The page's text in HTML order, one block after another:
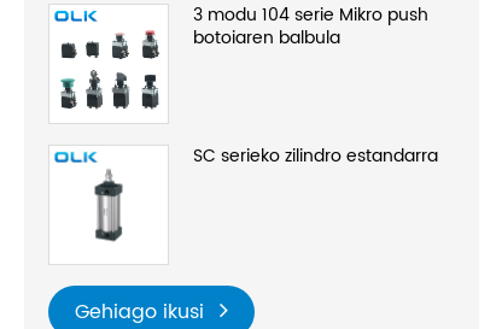
3 modu 104 serie Mikro push
botoiaren balbula
SC serieko zilindro estandarra
Gehiago ikusi